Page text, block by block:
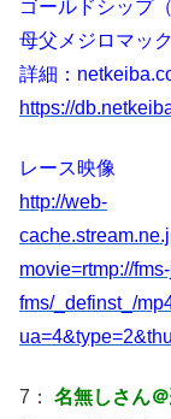
ゴールドシップ
母父メジロマッ
詳細：
https://
レース映像
http://web-
movie=rtmp://
fms/_definst_/
7： 名無しさん